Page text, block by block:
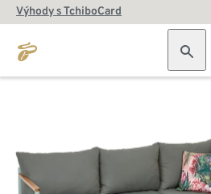
Výhody s TchiboCard